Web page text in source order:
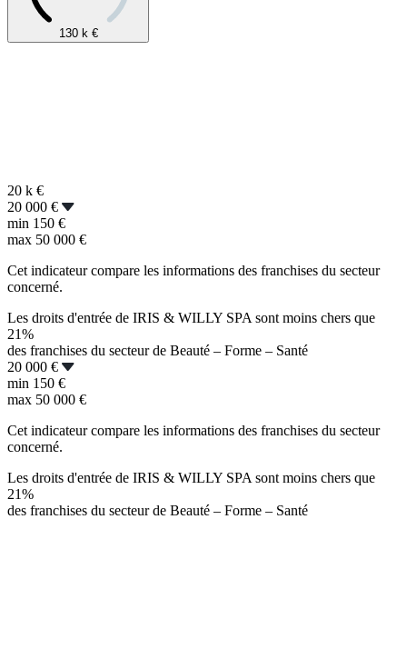
130 k €
20 k €
20 000 €
min 150 €
max 50 000 €
Cet indicateur compare les informations des franchises du secteur
concerné.
Les droits d'entrée de IRIS & WILLY SPA sont moins chers que
21%
des franchises du secteur de Beauté – Forme – Santé
20 000 €
min 150 €
max 50 000 €
Cet indicateur compare les informations des franchises du secteur
concerné.
Les droits d'entrée de IRIS & WILLY SPA sont moins chers que
21%
des franchises du secteur de Beauté – Forme – Santé